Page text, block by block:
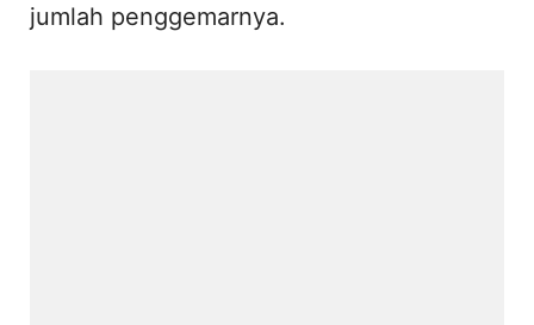
jumlah penggemarnya.